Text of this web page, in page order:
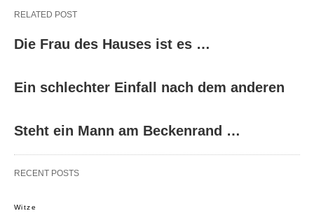
RELATED POST
Die Frau des Hauses ist es …
Ein schlechter Einfall nach dem anderen
Steht ein Mann am Beckenrand …
RECENT POSTS
Witze